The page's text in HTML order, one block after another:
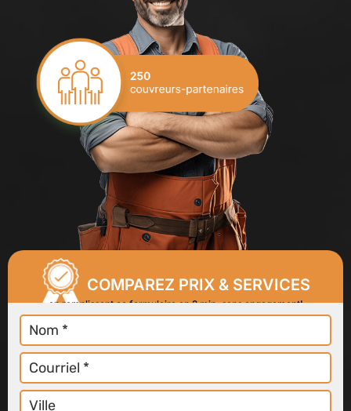
COMPAREZ PRIX & SERVICES
en remplissant ce formulaire en 2 min, sans engagement!
Nom
Courriel
Ville